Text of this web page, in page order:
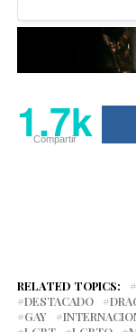
1.7k
Compartir
RELATED TOPICS:
DESTACADO
GAY